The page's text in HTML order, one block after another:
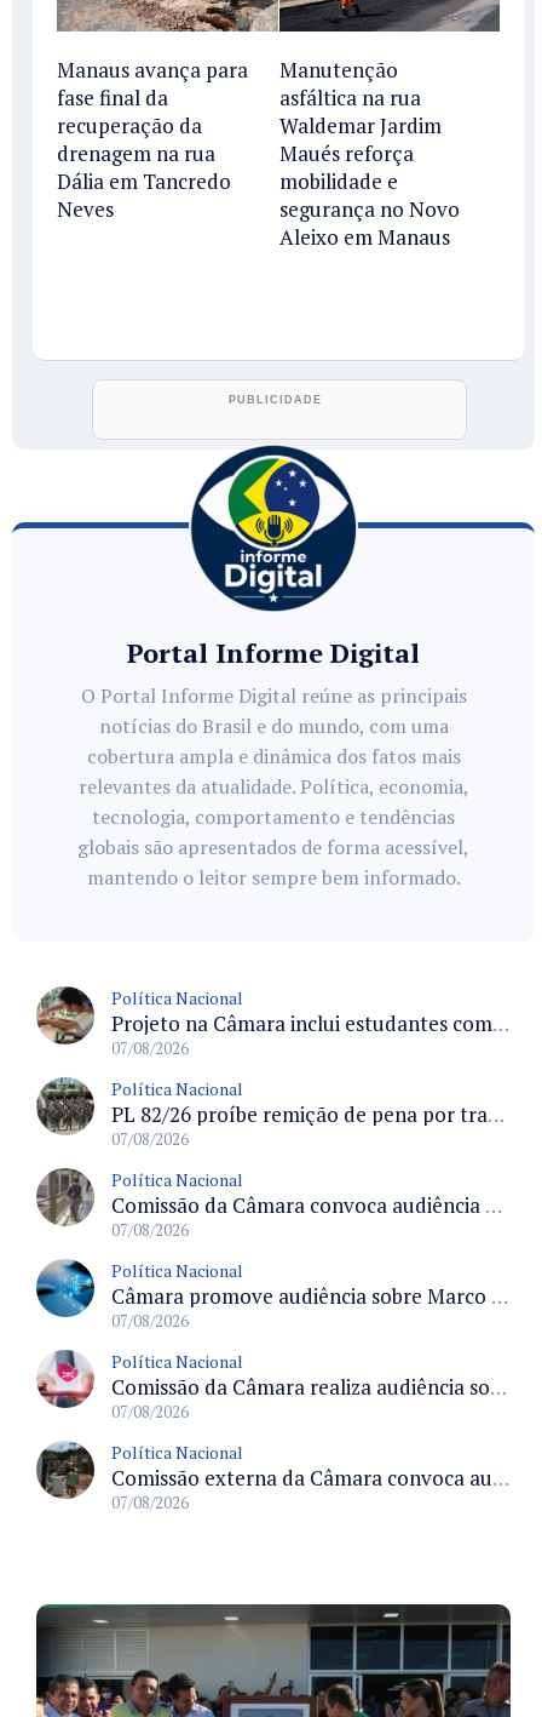
Manaus avança para
fase final da
recuperação da
drenagem na rua
Dália em Tancredo
Neves
Manutenção
asfáltica na rua
Waldemar Jardim
Maués reforça
mobilidade e
segurança no Novo
Aleixo em Manaus
Portal Informe Digital
O Portal Informe Digital reúne as principais
notícias do Brasil e do mundo, com uma
cobertura ampla e dinâmica dos fatos mais
relevantes da atualidade. Política, economia,
tecnologia, comportamento e tendências
globais são apresentados de forma acessível,
mantendo o leitor sempre bem informado.
Política Nacional
Projeto na Câmara inclui estudantes com deficiência no regime escolar especial da LDB e estabelece critérios para frequência
07/08/2026
Política Nacional
PL 82/26 proíbe remição de pena por trabalho em funções militares para condenados por crimes contra o Estado Democrático de Direito
07/08/2026
Política Nacional
Comissão da Câmara convoca audiência para discutir misoginia nas escolas e universidades após divulgação de listas misóginas
07/08/2026
Política Nacional
Câmara promove audiência sobre Marco de Fomento à Economia Digital e impactos da inteligência artificial
07/08/2026
Política Nacional
Comissão da Câmara realiza audiência sobre apostas online para medir o tamanho do mercado ilegal
07/08/2026
Política Nacional
Comissão externa da Câmara convoca audiência pública sobre chuvas na Zona da Mata de Minas Gerais e impactos em Juiz de Fora
07/08/2026